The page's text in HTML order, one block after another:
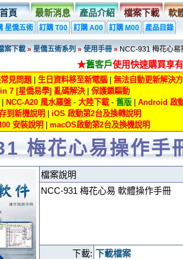
頁 最新消息 產品介紹 檔案下載 軟
星僑五術 訂購 T00 訂購 A00 訂購 M00 產品目錄
案下載»星僑五術系列»使用手冊»NCC-931 梅花心易
★舊客戶使用快速購買享
見問題| 生日資料移至新電腦| 無法自動更新解決
7 [星僑易學] 亂碼解決| 保護鎖驅動
NCC-A20 風水羅盤- 大陸下載- 舊版
Android 啟
到新機說明
iOS 啟動第2台及換轉說明
安裝說明 macOS啟動第2台及換機說明
梅花心易操作手
檔案說明
NCC-931 梅花心易 軟體操作手冊
下載: 下載檔案